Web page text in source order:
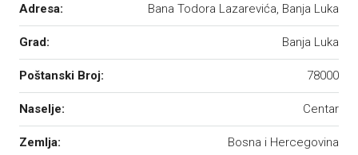
Adresa: Bana Todora Lazarevića, Banja Luka
Grad: Banja Luka
Poštanski Broj: 78000
Naselje: Centar
Zemlja: Bosna i Hercegovina